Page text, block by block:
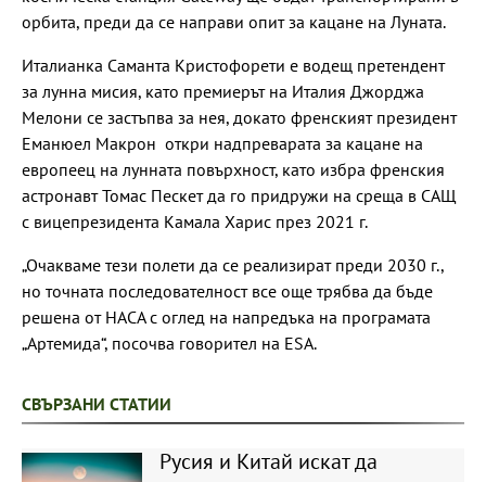
орбита, преди да се направи опит за кацане на Луната.
Италианка Саманта Кристофорети е водещ претендент
за лунна мисия, като премиерът на Италия Джорджа
Мелони се застъпва за нея, докато френският президент
Еманюел Макрон откри надпреварата за кацане на
европеец на лунната повърхност, като избра френския
астронавт Томас Пескет да го придружи на среща в САЩ
с вицепрезидента Камала Харис през 2021 г.
„Очакваме тези полети да се реализират преди 2030 г.,
но точната последователност все още трябва да бъде
решена от НАСА с оглед на напредъка на програмата
„Артемида“, посочва говорител на ESA.
СВЪРЗАНИ СТАТИИ
Русия и Китай искат да